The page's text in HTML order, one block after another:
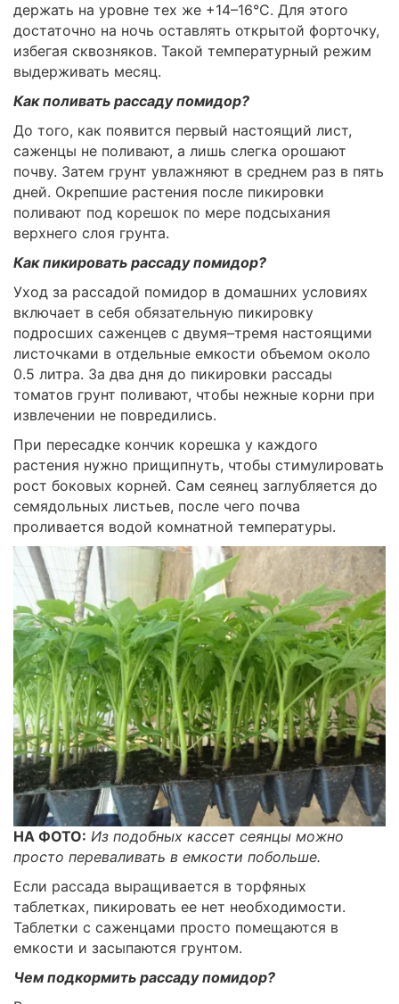
держать на уровне тех же +14–16°С. Для этого
достаточно на ночь оставлять открытой форточку,
избегая сквозняков. Такой температурный режим
выдерживать месяц.
Как поливать рассаду помидор?
До того, как появится первый настоящий лист,
саженцы не поливают, а лишь слегка орошают
почву. Затем грунт увлажняют в среднем раз в пять
дней. Окрепшие растения после пикировки
поливают под корешок по мере подсыхания
верхнего слоя грунта.
Как пикировать рассаду помидор?
Уход за рассадой помидор в домашних условиях
включает в себя обязательную пикировку
подросших саженцев с двумя–тремя настоящими
листочками в отдельные емкости объемом около
0.5 литра. За два дня до пикировки рассады
томатов грунт поливают, чтобы нежные корни при
извлечении не повредились.
При пересадке кончик корешка у каждого
растения нужно прищипнуть, чтобы стимулировать
рост боковых корней. Сам сеянец заглубляется до
семядольных листьев, после чего почва
проливается водой комнатной температуры.
НА ФОТО: Из подобных кассет сеянцы можно
просто переваливать в емкости побольше.
Если рассада выращивается в торфяных
таблетках, пикировать ее нет необходимости.
Таблетки с саженцами просто помещаются в
емкости и засыпаются грунтом.
Чем подкормить рассаду помидор?